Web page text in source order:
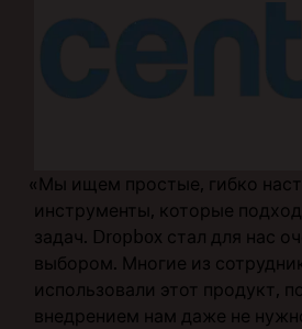
«Мы ищем простые, гибко
инструменты, которые
задач. Dropbox стал для нас
выбором. Многие из
использовали этот продукт,
внедрением нам даже не